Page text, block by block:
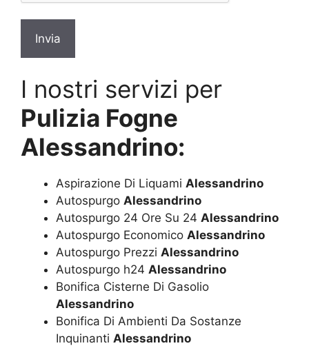
I nostri servizi per
Pulizia Fogne
Alessandrino:
Aspirazione Di Liquami Alessandrino
Autospurgo Alessandrino
Autospurgo 24 Ore Su 24 Alessandrino
Autospurgo Economico Alessandrino
Autospurgo Prezzi Alessandrino
Autospurgo h24 Alessandrino
Bonifica Cisterne Di Gasolio
Alessandrino
Bonifica Di Ambienti Da Sostanze
Inquinanti Alessandrino